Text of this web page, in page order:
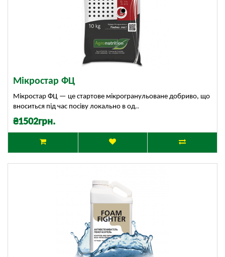
Мікростар ФЦ
Мікростар ФЦ — це стартове мікрогранульоване добриво, що
вноситься під час посіву локально в од..
₴1502грн.